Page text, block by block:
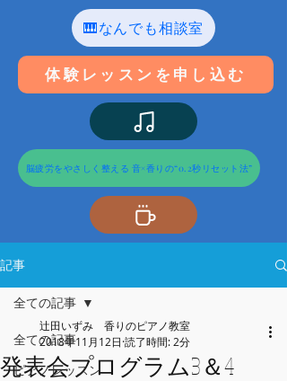
🎹なんでも相談室
体験レッスンを申し込む
脳疲労をやさしく整える 音×香りの“0.2秒リセット法”
記事
全ての記事
ピアノレッスン
全ての記事
発表会プログラム3＆4
辻田いずみ 香りのピアノ教室
2018年11月12日 読了時間: 2分